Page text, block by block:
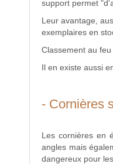
support permet
Leur avantage,
exemplaires en
Classement au feu
Il en existe aussi
- Cornières
Les cornières en
angles mais
dangereux pour